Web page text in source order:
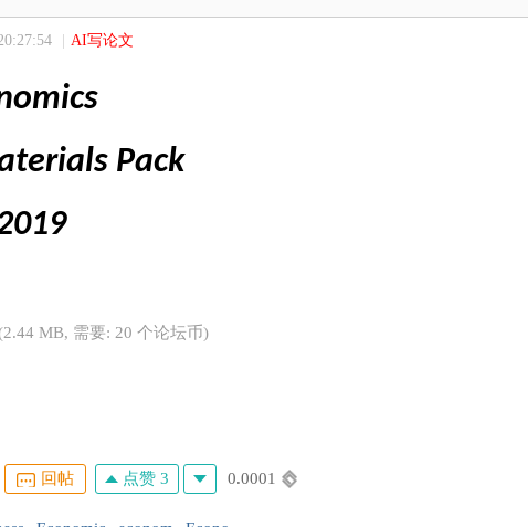
AI写论文
Pack
MB, 需要: 20 个论坛币)
回帖 点赞 3 0.0001